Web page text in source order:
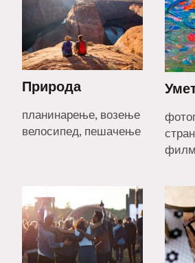
Природа
планинарење, возење
велосипед, пешачење